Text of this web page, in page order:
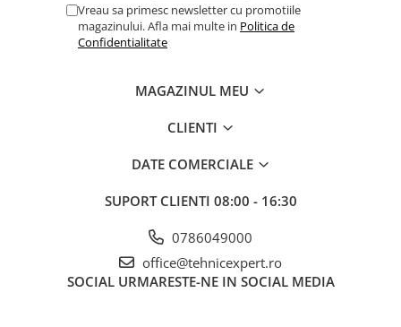
Vreau sa primesc newsletter cu promotiile
magazinului. Afla mai multe in Politica de
Confidentialitate
MAGAZINUL MEU
CLIENTI
DATE COMERCIALE
SUPORT CLIENTI 08:00 - 16:30
0786049000
office@tehnicexpert.ro
SOCIAL URMARESTE-NE IN SOCIAL MEDIA